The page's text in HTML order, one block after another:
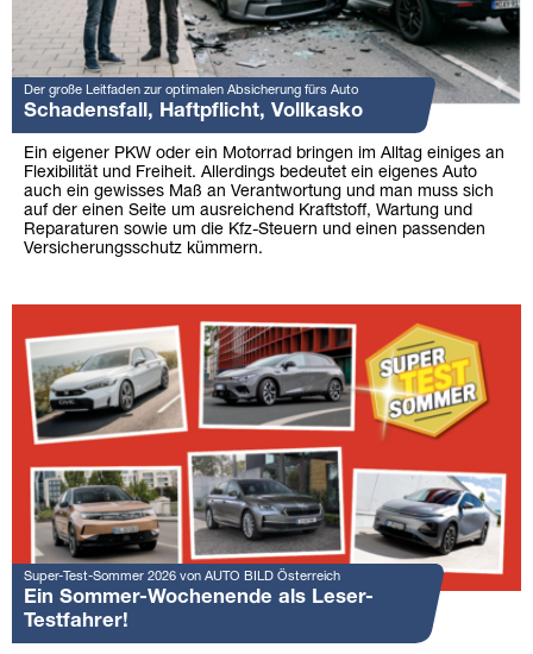
Der große Leitfaden zur optimalen Absicherung fürs Auto
Schadensfall, Haftpflicht, Vollkasko
Ein eigener PKW oder ein Motorrad bringen im Alltag einiges an
Flexibilität und Freiheit. Allerdings bedeutet ein eigenes Auto
auch ein gewisses Maß an Verantwortung und man muss sich
auf der einen Seite um ausreichend Kraftstoff, Wartung und
Reparaturen sowie um die Kfz-Steuern und einen passenden
Versicherungsschutz kümmern.
Super-Test-Sommer 2026 von AUTO BILD Österreich
Ein Sommer-Wochenende als Leser-
Testfahrer!